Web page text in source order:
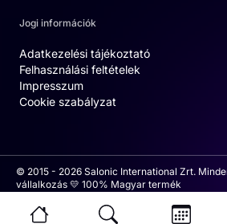
Jogi információk
Adatkezelési tájékoztató
Felhasználási feltételek
Impresszum
Cookie szabályzat
© 2015 - 2026 Salonic International Zrt.
vállalkozás 💛 100% Magyar termék